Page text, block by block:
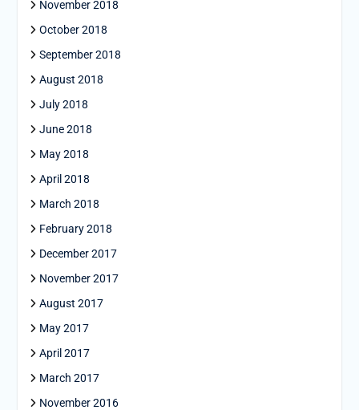
November 2018
October 2018
September 2018
August 2018
July 2018
June 2018
May 2018
April 2018
March 2018
February 2018
December 2017
November 2017
August 2017
May 2017
April 2017
March 2017
November 2016